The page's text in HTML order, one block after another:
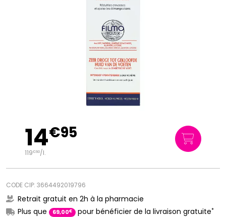
14€95
119€60/l.
CODE CIP: 3664492019796
Retrait gratuit en 2h à la pharmacie
Plus que
69,00€ pour bénéficier de la livraison gratuite*